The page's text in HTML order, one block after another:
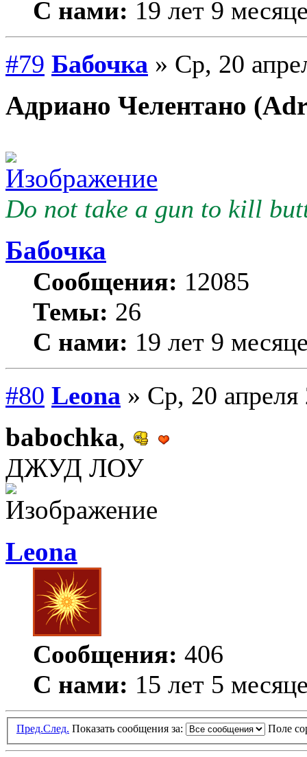
С нами: 19 лет 9
#79 Бабочка » Ср, 20
Адриано Челентано
Do not take a gun to kill
Бабочка
Сообщения: 12085
Темы: 26
С нами: 19 лет 9
#80 Leona » Ср, 20 апреля
babochka,
ДЖУД ЛОУ
Leona
Сообщения: 406
С нами: 15 лет 5
Пред.След. Показать сообщения за: Поле